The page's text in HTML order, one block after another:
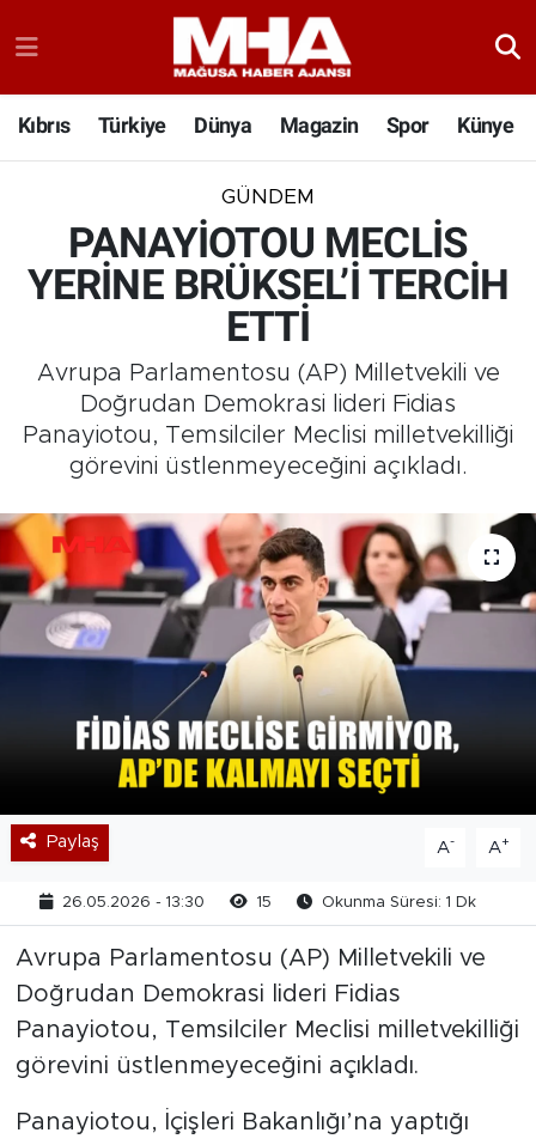
Kıbrıs Türkiye Dünya Magazin Spor Künye
GÜNDEM
PANAYİOTOU MECLİS
YERİNE BRÜKSEL’İ TERCİH
ETTİ
Avrupa Parlamentosu (AP) Milletvekili ve
Doğrudan Demokrasi lideri Fidias
Panayiotou, Temsilciler Meclisi milletvekilliği
görevini üstlenmeyeceğini açıkladı.
Paylaş A- A+
26.05.2026 - 13:30 15 Okunma Süresi: 1 Dk
Avrupa Parlamentosu (AP) Milletvekili ve
Doğrudan Demokrasi lideri Fidias
Panayiotou, Temsilciler Meclisi milletvekilliği
görevini üstlenmeyeceğini açıkladı.
Panayiotou, İçişleri Bakanlığı’na yaptığı